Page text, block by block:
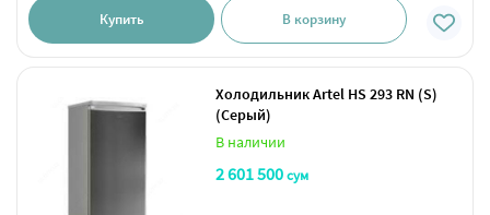
Купить В корзину
Холодильник Artel HS 293 RN (S)
(Серый)
В наличии
2 601 500сум